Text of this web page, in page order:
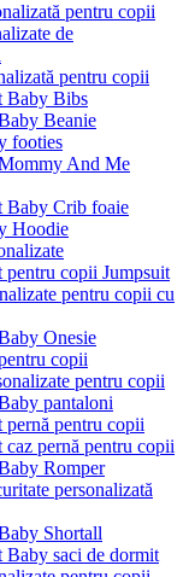
pentru copii
de
pentru copii
Baby Bibs
Beanie
footies
And Me
Baby Crib foaie
Hoodie
copii Jumpsuit
pentru copii cu
Onesie
copii
pentru copii
pantaloni
pentru copii
pernă pentru copii
Romper
personalizată
Shortall
saci de dormit